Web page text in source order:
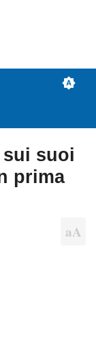
sui suoi
prima